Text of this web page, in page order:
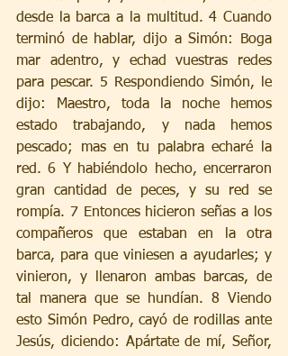
desde la barca a la multitud. 4 Cuando
terminó de hablar, dijo a Simón: Boga
mar adentro, y echad vuestras redes
para pescar. 5 Respondiendo Simón, le
dijo: Maestro, toda la noche hemos
estado trabajando, y nada hemos
pescado; mas en tu palabra echaré la
red. 6 Y habiéndolo hecho, encerraron
gran cantidad de peces, y su red se
rompía. 7 Entonces hicieron señas a los
compañeros que estaban en la otra
barca, para que viniesen a ayudarles; y
vinieron, y llenaron ambas barcas, de
tal manera que se hundían. 8 Viendo
esto Simón Pedro, cayó de rodillas ante
Jesús, diciendo: Apártate de mí, Señor,